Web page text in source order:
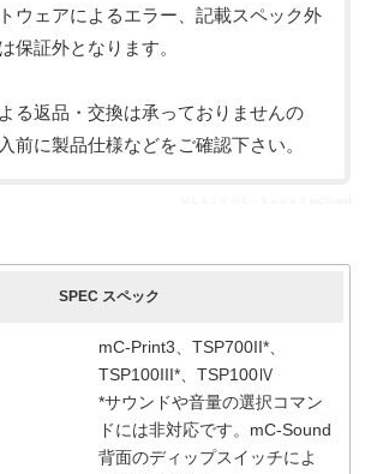
ウェアによるエラー、記載スペック外
保証外となります。
る返品・交換は承っておりませんの
前に製品仕様などをご確認下さい。
SPEC スペック
mC-Print3、TSP700II*、
TSP100III*、TSP100Ⅳ
*サウンドや音量の選択コマン
ドには非対応です。mC-Sound
背面のディップスイッチによ